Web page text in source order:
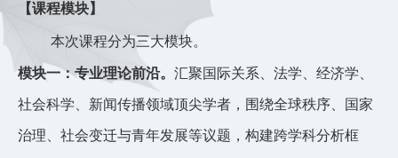
【课程模块】
本次课程分为三大模块。
模块一：专业理论前沿。 汇聚国际关系、法学、 经济学、
社会科学、新闻传播领域顶尖学者，围绕全球秩序、国家
治理、社会变迁与青年发展等议题，构建跨学科分析框